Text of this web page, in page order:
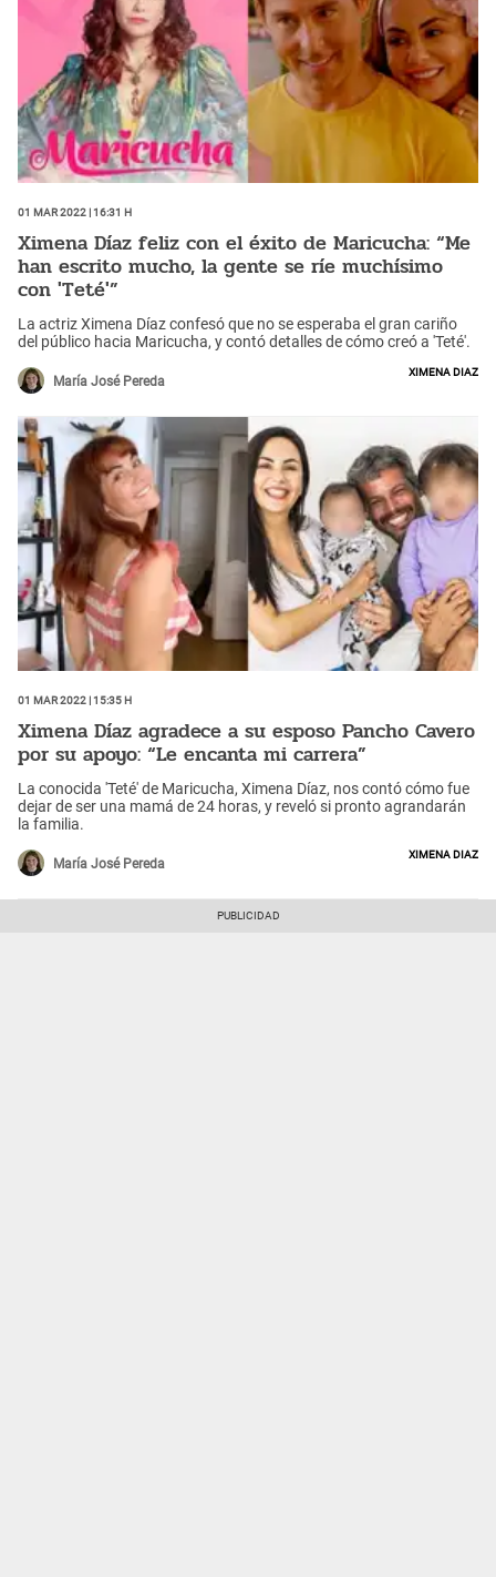
01 Mar 2022 | 16:31 h
Ximena Díaz feliz con el éxito de Maricucha: “Me
han escrito mucho, la gente se ríe muchísimo
con 'Teté'”
La actriz Ximena Díaz confesó que no se esperaba el gran cariño
del público hacia Maricucha, y contó detalles de cómo creó a 'Teté'.
María José Pereda
Ximena Diaz
01 Mar 2022 | 15:35 h
Ximena Díaz agradece a su esposo Pancho Cavero
por su apoyo: “Le encanta mi carrera”
La conocida 'Teté' de Maricucha, Ximena Díaz, nos contó cómo fue
dejar de ser una mamá de 24 horas, y reveló si pronto agrandarán
la familia.
María José Pereda
Ximena Diaz